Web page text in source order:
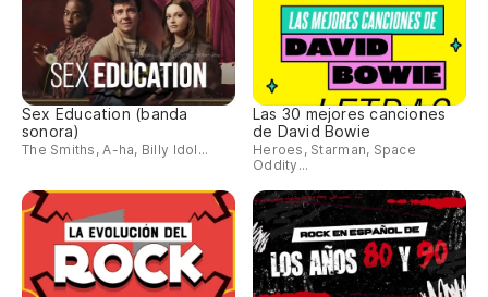
Sex Education (banda
sonora)
The Smiths, A-ha, Billy Idol...
Las 30 mejores canciones
de David Bowie
Heroes, Starman, Space
Oddity...